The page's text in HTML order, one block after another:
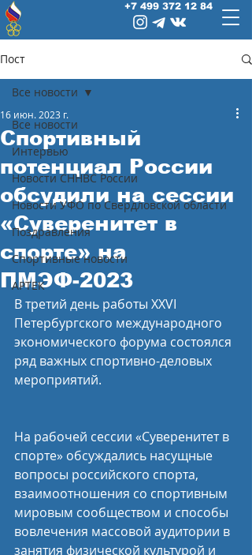
+7 499 372 12 84
Пост
Все новости
Интервью
Новости СННВС России
Новости УФО по Свердловской области
Поздравления
Спортивные новости
АРТЕК
Все новости
Спортивный
потенциал России
обсудили на сессии
«Суверенитет в
спорте» на
ПМЭФ-2023
16 июн. 2023 г.
В третий день работы XXVI
Петербургского международного
экономического форума состоялся
ряд важных спортивно-деловых
мероприятий.
На рабочей сессии «Суверенитет в
спорте» обсуждались насущные
вопросы российского спорта,
взаимоотношения со спортивным
мировым сообществом и способы
вовлечения массовой аудитории в
занятия физической культурой и